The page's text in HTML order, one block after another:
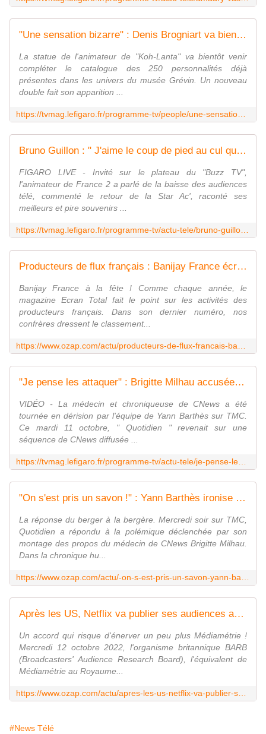
"Une sensation bizarre" : Denis Brogniart va bientôt rejoindre le musée Grévin
La statue de l'animateur de "Koh-Lanta" va bientôt venir
compléter le catalogue des 250 personnalités déjà
présentes dans les univers du musée Grévin. Un nouveau
double fait son apparition ...
Bruno Guillon : " J'aime le coup de pied au cul que les plateformes de streaming mettent à la télé "
FIGARO LIVE - Invité sur le plateau du "Buzz TV",
l'animateur de France 2 a parlé de la baisse des audiences
télé, commenté le retour de la Star Ac', raconté ses
meilleurs et pire souvenirs ...
Producteurs de flux français : Banijay France écrase la concurrence, Mediawan se démarque
Banijay France à la fête ! Comme chaque année, le
magazine Ecran Total fait le point sur les activités des
producteurs français. Dans son dernier numéro, nos
confrères dressent le classement...
"Je pense les attaquer" : Brigitte Milhau accusée de promouvoir la cocaïne répond à "Quotidien" dans "TPMP"
VIDÉO - La médecin et chroniqueuse de CNews a été
tournée en dérision par l'équipe de Yann Barthès sur TMC.
Ce mardi 11 octobre, " Quotidien " revenait sur une
séquence de CNews diffusée ...
"On s'est pris un savon !" : Yann Barthès ironise après le coup de gueule de Pascal Praud contre "Quotidien"
La réponse du berger à la bergère. Mercredi soir sur TMC,
Quotidien a répondu à la polémique déclenchée par son
montage des propos du médecin de CNews Brigitte Milhau.
Dans la chronique hu...
Après les US, Netflix va publier ses audiences au Royaume-Uni... mais toujours pas en France
Un accord qui risque d'énerver un peu plus Médiamétrie !
Mercredi 12 octobre 2022, l'organisme britannique BARB
(Broadcasters' Audience Research Board), l'équivalent de
Médiamétrie au Royaume...
#News Télé